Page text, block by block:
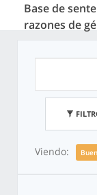
Base de
razones de
Viendo: